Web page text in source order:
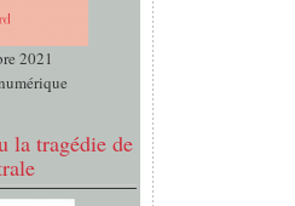
2021
la tragédie de